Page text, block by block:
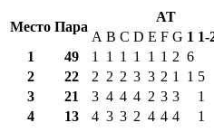
Место Пара
AT
A B C D E F G 1 1-
1
49 1 1 1 1 1 1 2 6
2
22 2 2 2 3 3 2 1 1 5
3
21 3 4 4 4 2 3 3 1
4
13 4 3 3 2 4 4 4 1